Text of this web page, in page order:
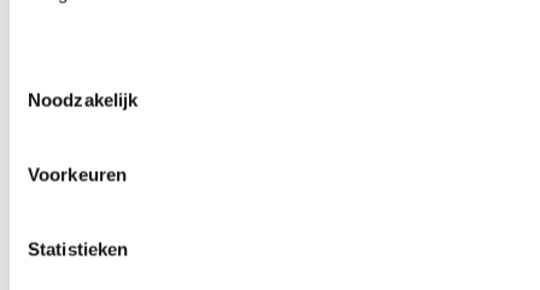
Noodzakelijk
Voorkeuren
Statistieken